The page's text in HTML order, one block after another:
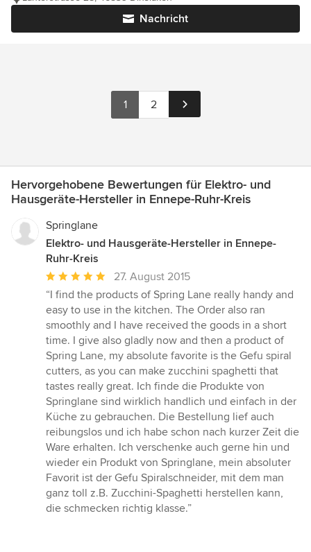
Nachricht
1 2
Hervorgehobene Bewertungen für Elektro- und
Hausgeräte-Hersteller in Ennepe-Ruhr-Kreis
Springlane
Elektro- und Hausgeräte-Hersteller in Ennepe-
Ruhr-Kreis
Durchschnittliche
Bewertung:
5
von
5
Sternen
27. August 2015
“I find the products of Spring Lane really handy and
easy to use in the kitchen. The Order also ran
smoothly and I have received the goods in a short
time. I give also gladly now and then a product of
Spring Lane, my absolute favorite is the Gefu spiral
cutters, as you can make zucchini spaghetti that
tastes really great. Ich finde die Produkte von
Springlane sind wirklich handlich und einfach in der
Küche zu gebrauchen. Die Bestellung lief auch
reibungslos und ich habe schon nach kurzer Zeit die
Ware erhalten. Ich verschenke auch gerne hin und
wieder ein Produkt von Springlane, mein absoluter
Favorit ist der Gefu Spiralschneider, mit dem man
ganz toll z.B. Zucchini-Spaghetti herstellen kann,
die schmecken richtig klasse.”